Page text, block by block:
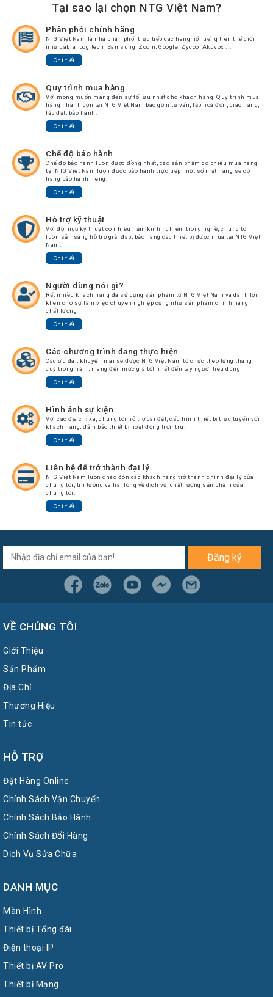
Tại sao lại chọn NTG Việt Nam?
Phân phối chính hãng
NTG Việt Nam là nhà phân phối trực tiếp các hãng nổi tiếng trên thế giới
như Jabra, Logitech, Samsung, Zoom, Google, Zycoo, Akuvox,...
Chi tiết
Quy trình mua hàng
Với mong muốn mang đến sự tối ưu nhất cho khách hàng, Quy trình mua
hàng nhanh gọn tại NTG Việt Nam bao gồm tư vấn, lập hoá đơn, giao hàng,
lắp đặt, bảo hành.
Chi tiết
Chế độ bảo hành
Chế độ bảo hành luôn được đồng nhất, các sản phẩm có phiếu mua hàng
tại NTG Việt Nam luôn được bảo hành trực tiếp, một số mặt hàng sẽ có
hãng bảo hành riêng.
Chi tiết
Hỗ trợ kỹ thuật
Với đội ngũ kỹ thuật có nhiều năm kinh nghiệm trong nghề, chúng tôi
luôn sẵn sàng hỗ trợ giải đáp, bảo hàng các thiết bị được mua tại NTG Việt
Nam.
Chi tiết
Người dùng nói gì?
Rất nhiều khách hàng đã sử dụng sản phẩm từ NTG Việt Nam và dành lời
khen cho sự làm việc chuyên nghiệp cũng như sản phẩm chính hãng
chất lượng
Chi tiết
Các chương trình đang thực hiện
Các ưu đãi, khuyến mãi sẽ được NTG Việt Nam tổ chức theo từng tháng,
quý trong năm, mang đến mức giá tốt nhất đến tay người tiêu dùng
Chi tiết
Hình ảnh sự kiện
Với các địa chỉ xa, chúng tôi hỗ trợ cài đặt, cấu hình thiết bị trực tuyến với
khách hàng, đảm bảo thiết bị hoạt động trơn tru.
Chi tiết
Liên hệ để trở thành đại lý
NTG Việt Nam luôn chào đón các khách hàng trở thành chính đại lý của
chúng tôi, tin tưởng và hài lòng về dịch vụ, chất lượng sản phẩm của
chúng tôi.
Chi tiết
Đăng ký
VỀ CHÚNG TÔI
Giới Thiệu
Sản Phẩm
Địa Chỉ
Thương Hiệu
Tin tức
HỖ TRỢ
Đặt Hàng Online
Chính Sách Vận Chuyển
Chính Sách Bảo Hành
Chính Sách Đổi Hàng
Dịch Vụ Sửa Chữa
DANH MỤC
Màn Hình
Thiết bị Tổng đài
Điện thoại IP
Thiết bị AV Pro
Thiết bị Mạng